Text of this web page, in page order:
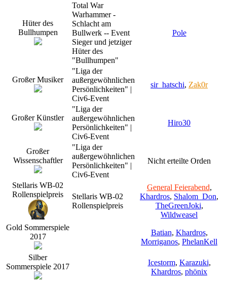
Hüter des
Bullhumpen
Total War
Warhammer -
Schlacht am
Bullwerk -- Event
Sieger und jetziger
Hüter des
"Bullhumpen"
Pole
Großer Musiker
"Liga der
außergewöhnlichen
Persönlichkeiten" |
Civ6-Event
sir_hatschi, Zak0r
Großer Künstler
"Liga der
außergewöhnlichen
Persönlichkeiten" |
Civ6-Event
Hiro30
Großer
Wissenschaftler
"Liga der
außergewöhnlichen
Persönlichkeiten" |
Civ6-Event
Nicht erteilte Orden
Stellaris WB-02
Rollenspielpreis
Stellaris WB-02
Rollenspielpreis
General Feierabend,
Khardros, Shalom_Don,
TheGreenJoki,
Wildweasel
Gold Sommerspiele
2017
Batian, Khardros,
Morriganos, PhelanKell
Silber
Sommerspiele 2017
Icestorm, Karazuki,
Khardros, phönix